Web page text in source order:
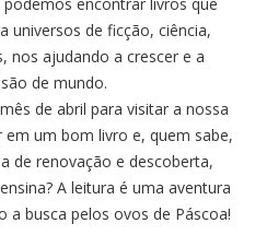
universos de ficção, ciência,
nos ajudando a crescer e a
de mundo.
de abril para visitar a nossa
em um bom livro e, quem sabe,
de renovação e descoberta,
A leitura é uma aventura
a busca pelos ovos de Páscoa!